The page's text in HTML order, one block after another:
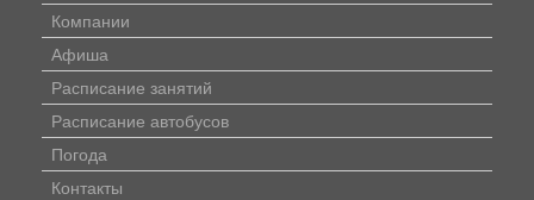
Компании
Афиша
Расписание занятий
Расписание автобусов
Погода
Контакты